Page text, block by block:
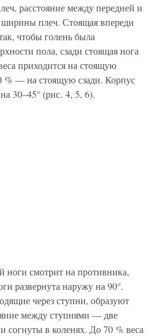
расстояние между передней и
плеч. Стоящая впереди
чтобы голень была
пола, сзади стоящая нога
приходится на стоящую
% — на стоящую сзади. Корпус
30–45° (рис. 4, 5, 6).
ноги смотрит на противника,
развернута наружу на 90°.
через ступни, образуют
между ступнями — две
в коленях. До 70 % веса